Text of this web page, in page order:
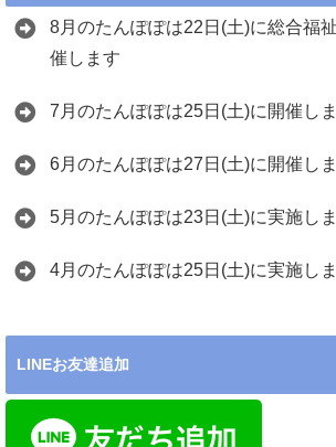
8月のたんぽぽは22日(土)に総合福
催します
7月のたんぽぽは25日(土)に開催しま
6月のたんぽぽは27日(土)に開催し
5月のたんぽぽは23日(土)に実施し
4月のたんぽぽは25日(土)に実施し
LINEお友達追加